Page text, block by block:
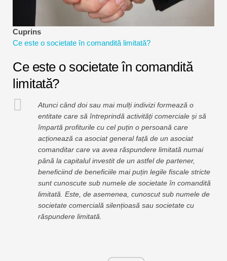
Tutoriale de modelare financiară
Formular complet
Cuprins
Ce este o societate în comandită limitată?
Ce este o societate în comandită
limitată?
Atunci când doi sau mai mulți indivizi formează o
entitate care să întreprindă activități comerciale și să
împartă profiturile cu cel puțin o persoană care
acționează ca asociat general față de un asociat
comanditar care va avea răspundere limitată numai
până la capitalul investit de un astfel de partener,
beneficiind de beneficiile mai puțin legile fiscale stricte
sunt cunoscute sub numele de societate în comandită
limitată. Este, de asemenea, cunoscut sub numele de
societate comercială silențioasă sau societate cu
răspundere limitată.